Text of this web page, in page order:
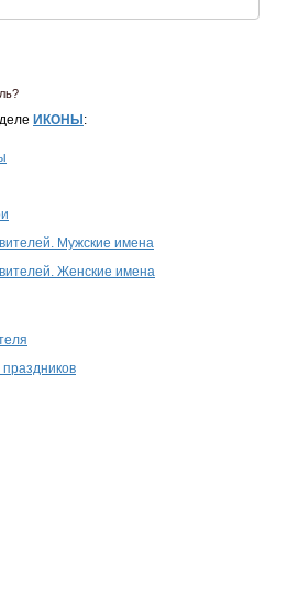
ИКОНЫ :
Мужские имена
Женские имена